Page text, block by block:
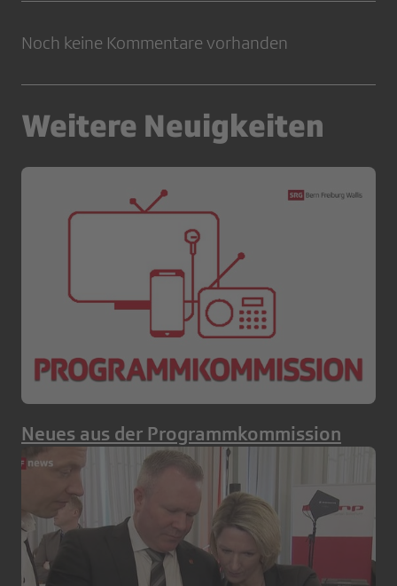
Noch keine Kommentare vorhanden
Weitere Neuigkeiten
Neues aus der Programmkommission